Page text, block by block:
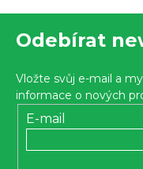
Odebírat
Vložte svůj e-mail a
informace o nových
E-mail